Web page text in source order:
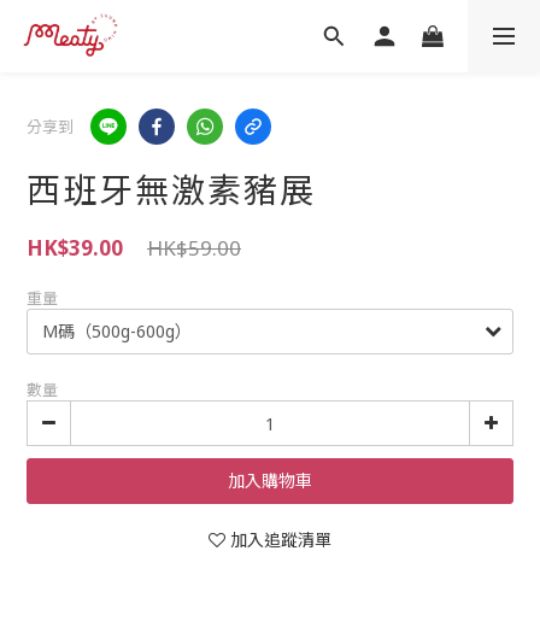
分享到
西班牙無激素豬展
HK$59.00
HK$39.00
重量
數量
加入購物車
加入追蹤清單